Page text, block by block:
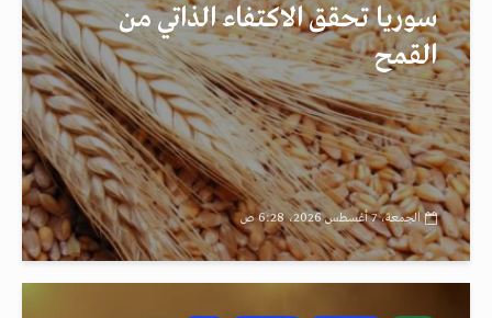
سوريا تحقق الاكتفاء الذاتي من
القمح
الجمعة، 7 أغسطس 2026، 6:28 ص